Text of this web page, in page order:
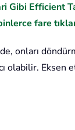
Gibi Efficient
fare
onları
olabilir.